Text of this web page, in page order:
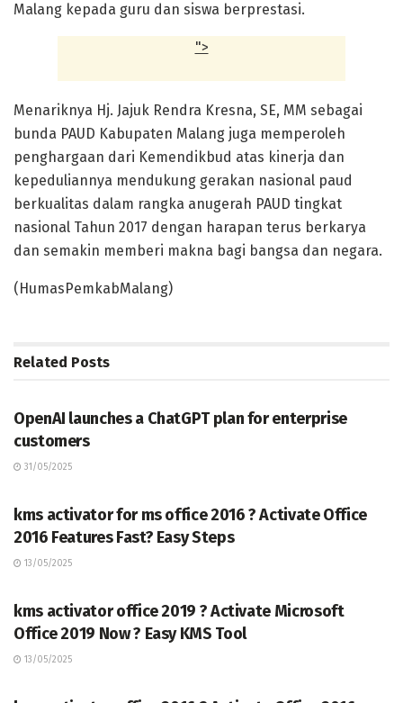
Malang kepada guru dan siswa berprestasi.
">
Menariknya Hj. Jajuk Rendra Kresna, SE, MM sebagai
bunda PAUD Kabupaten Malang juga memperoleh
penghargaan dari Kemendikbud atas kinerja dan
kepeduliannya mendukung gerakan nasional paud
berkualitas dalam rangka anugerah PAUD tingkat
nasional Tahun 2017 dengan harapan terus berkarya
dan semakin memberi makna bagi bangsa dan negara.
(HumasPemkabMalang)
Related Posts
OpenAI launches a ChatGPT plan for enterprise
customers
31/05/2025
kms activator for ms office 2016 ? Activate Office
2016 Features Fast? Easy Steps
13/05/2025
kms activator office 2019 ? Activate Microsoft
Office 2019 Now ? Easy KMS Tool
13/05/2025